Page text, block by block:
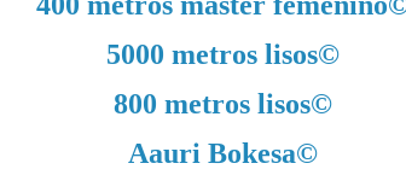
5000 metros lisos©
800 metros lisos©
Aauri Bokesa©